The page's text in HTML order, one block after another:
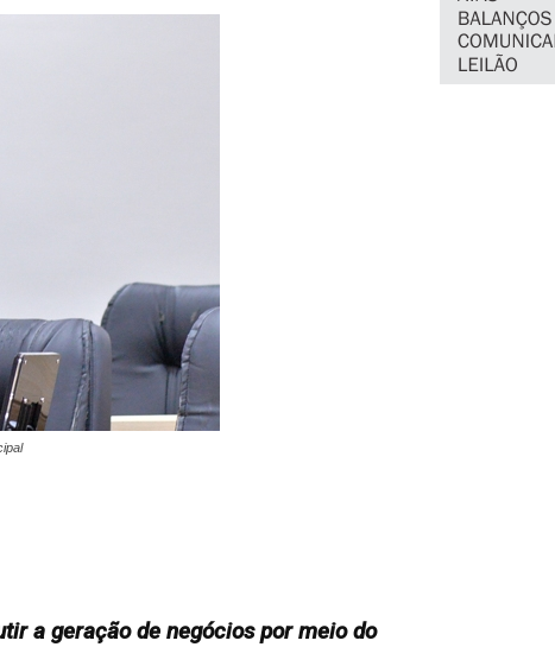
a geração de negócios por meio do